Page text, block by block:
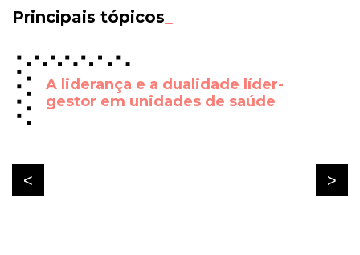
Principais tópicos
A liderança e a dualidade líder-
gestor em unidades de saúde